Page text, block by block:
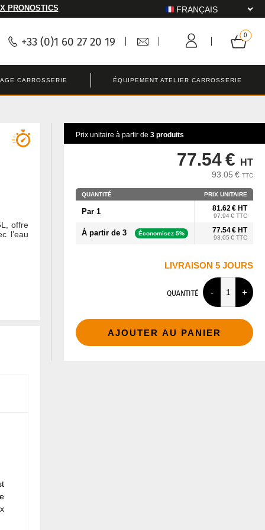
PRONOSTICS
+33 (0)1 60 27 20 19
CARROSSERIE ÉQUIPEMENT ATELIER CARROSSERIE
offre
l’eau
Prix unitaire à partir de 3 produits
QUANTITÉ PRIX UNITAIRE
Par 1 81.62 € HT
97.94 € TTC
À partir de 3 Économisez 5% 77.54 € HT
93.05 € TTC
LIVRAISON 5 JOURS
77.54 € HT
93.05 € TTC
QUANTITÉ
AJOUTER AU PANIER